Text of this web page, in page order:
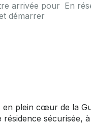
arrivée pour
démarrer
En
plein cœur de la
sécurisée,